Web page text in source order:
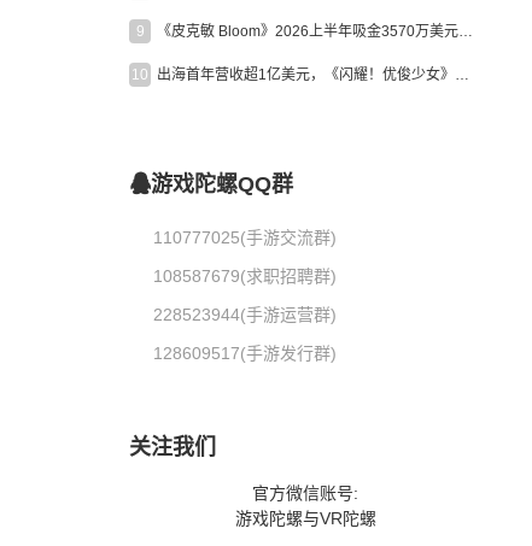
9 《皮克敏 Bloom》2026上半年吸金3570万美元，中国台湾成最大市场
10 出海首年营收超1亿美元，《闪耀！优俊少女》美国市场占比达七成
游戏陀螺QQ群
110777025(手游交流群)
108587679(求职招聘群)
228523944(手游运营群)
128609517(手游发行群)
关注我们
官方微信账号:
游戏陀螺与VR陀螺